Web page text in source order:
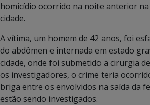
homicídio ocorrido na noite anterior
cidade.
A vítima, um homem de 42 anos, foi
do abdômen e internada em estado
cidade, onde foi submetido a cirurgia
os investigadores, o crime teria
briga entre os envolvidos na saída da
estão sendo investigados.